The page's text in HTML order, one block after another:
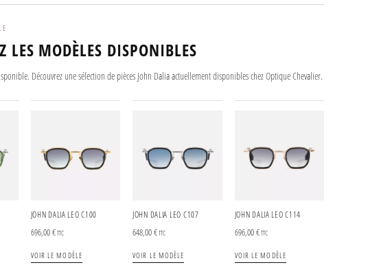
LES MODÈLES DISPONIBLES
Découvrez une sélection de pièces John Dalia actuellement disponibles chez Optique Chevalier.
JOHN DALIA LEO C100
696,00€TTC
VOIR LE MODÈLE
JOHN DALIA LEO C107
648,00€TTC
VOIR LE MODÈLE
JOHN DALIA LEO C114
696,00€TTC
VOIR LE MODÈLE